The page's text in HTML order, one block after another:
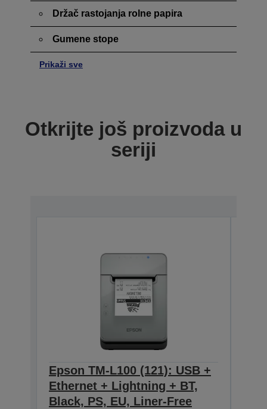
Držač rastojanja rolne papira
Gumene stope
Prikaži sve
Otkrijte još proizvoda u
seriji
Epson TM-L100 (121): USB +
Ethernet + Lightning + BT,
Black, PS, EU, Liner-Free